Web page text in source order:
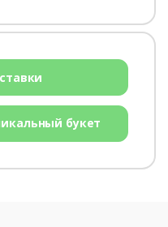
букет